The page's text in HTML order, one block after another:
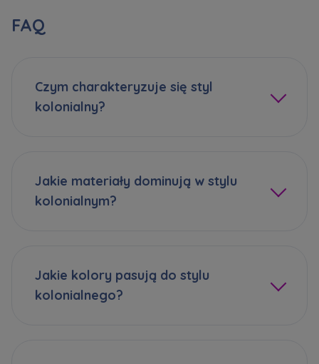
Twoje dane są współadministrowane przez
spółki z Grupy Kapitałowej Murapol
FAQ
Czym charakteryzuje się styl
kolonialny?
Jakie materiały dominują w stylu
kolonialnym?
Jakie kolory pasują do stylu
kolonialnego?